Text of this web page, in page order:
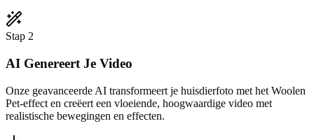
Stap 2
AI Genereert Je Video
Onze geavanceerde AI transformeert je huisdierfoto met het Woolen
Pet-effect en creëert een vloeiende, hoogwaardige video met
realistische bewegingen en effecten.